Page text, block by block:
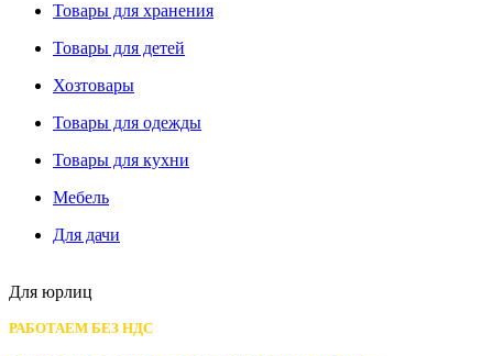
Товары для хранения
Товары для детей
Хозтовары
Товары для одежды
Товары для кухни
Мебель
Для дачи
Для юрлиц
РАБОТАЕМ БЕЗ НДС